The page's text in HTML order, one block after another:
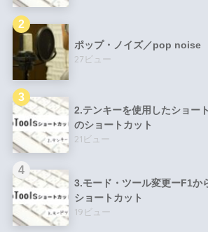
ポップ・ノイズ／pop noise
27ビュー
2.テンキーを使用したショー
のショートカット
21ビュー
3.モード・ツール変更ーF1
ショートカット
19ビュー